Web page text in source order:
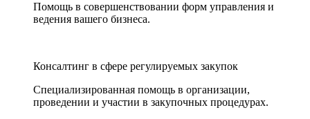
Помощь в совершенствовании форм управления и
ведения вашего бизнеса.
Консалтинг в сфере регулируемых закупок
Специализированная помощь в организации,
проведении и участии в закупочных процедурах.